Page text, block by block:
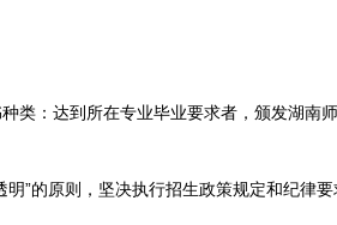
：达到所在专业毕业要求者，颁发湖南
的原则，坚决执行招生政策规定和纪律要